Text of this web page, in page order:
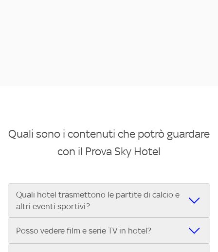
Quali sono i contenuti che potrò guardare
con il Prova Sky Hotel
Quali hotel trasmettono le partite di calcio e
altri eventi sportivi?
Se cerchi un hotel dove poter vedere le partite di Serie A,
Posso vedere film e serie TV in hotel?